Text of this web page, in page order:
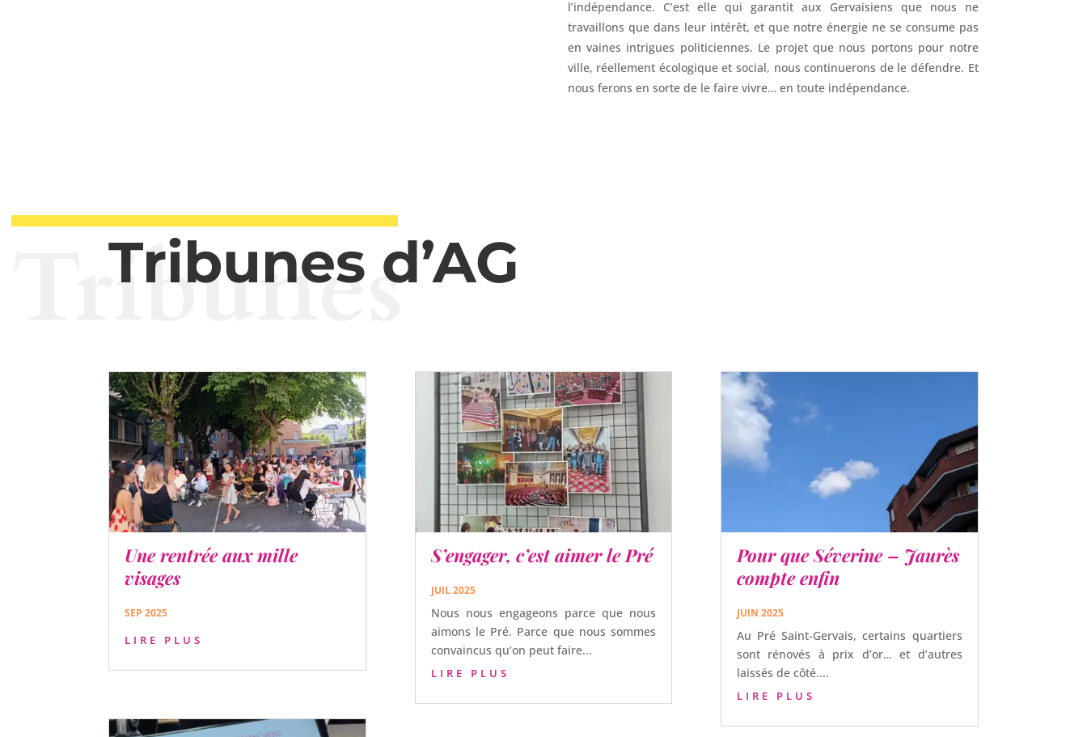
l’indépendance. C’est elle qui garantit aux Gervaisiens que nous ne
travaillons que dans leur intérêt, et que notre énergie ne se consume pas
en vaines intrigues politiciennes. Le projet que nous portons pour notre
ville, réellement écologique et social, nous continuerons de le défendre. Et
nous ferons en sorte de le faire vivre… en toute indépendance.
Tribunes d’AG
Tribunes
Une rentrée aux mille
visages
SEP 2025
LIRE PLUS
S’engager, c’est aimer le Pré
JUIL 2025
Nous nous engageons parce que nous
aimons le Pré. Parce que nous sommes
convaincus qu’on peut faire...
LIRE PLUS
Pour que Séverine – Jaurès
compte enfin
JUIN 2025
Au Pré Saint-Gervais, certains quartiers
sont rénovés à prix d’or… et d’autres
laissés de côté....
LIRE PLUS